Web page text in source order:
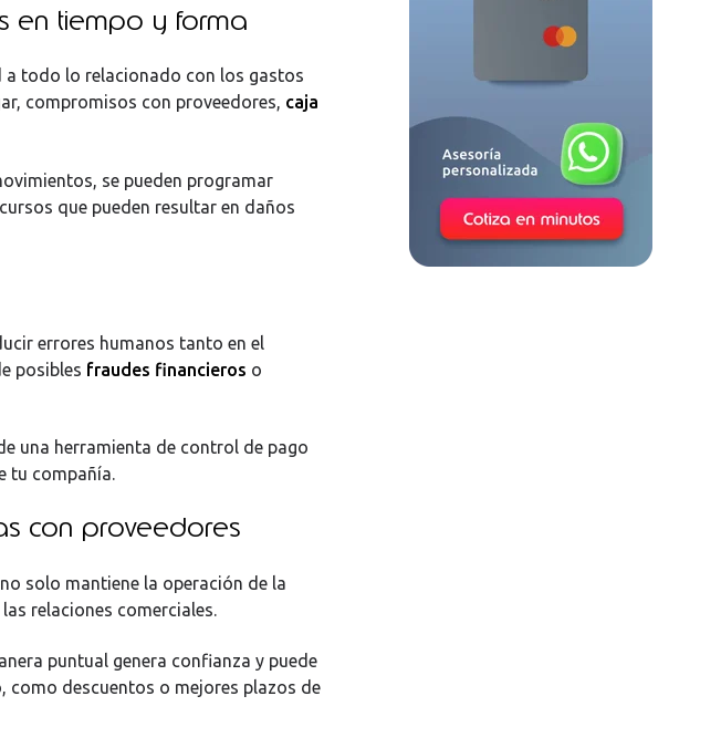
en tiempo y forma
todo lo relacionado con los gastos
compromisos con proveedores, caja
se pueden programar
que pueden resultar en daños
errores humanos tanto en el
posibles fraudes financieros o
una herramienta de control de pago
tu compañía.
con proveedores
solo mantiene la operación de la
relaciones comerciales.
puntual genera confianza y puede
como descuentos o mejores plazos de